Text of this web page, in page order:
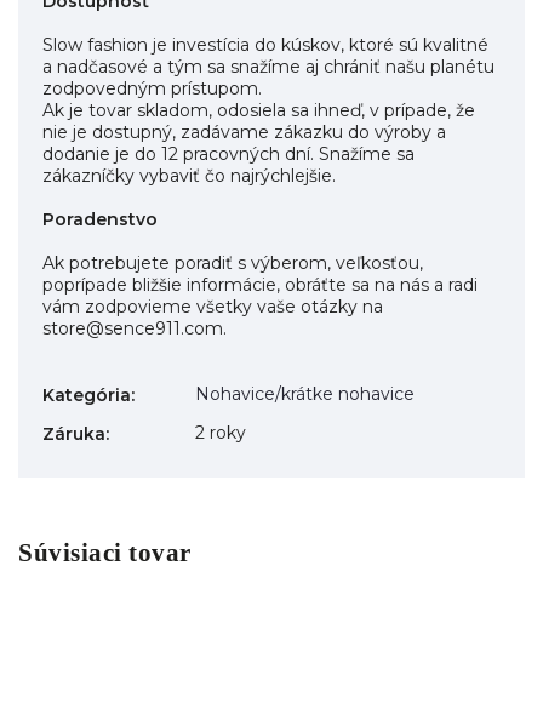
Slow fashion je investícia do kúskov, ktoré sú kvalitné
a nadčasové a tým sa snažíme aj chrániť našu planétu
zodpovedným prístupom.
Ak je tovar skladom, odosiela sa ihneď, v prípade, že
nie je dostupný, zadávame zákazku do výroby a
dodanie je do 12 pracovných dní. Snažíme sa
zákazníčky vybaviť čo najrýchlejšie.
Poradenstvo
Ak potrebujete poradiť s výberom, veľkosťou,
poprípade bližšie informácie, obráťte sa na nás a radi
vám zodpovieme všetky vaše otázky na
store@sence911.com.
Kategória:
Nohavice/krátke nohavice
Záruka: 2 roky
Súvisiaci tovar